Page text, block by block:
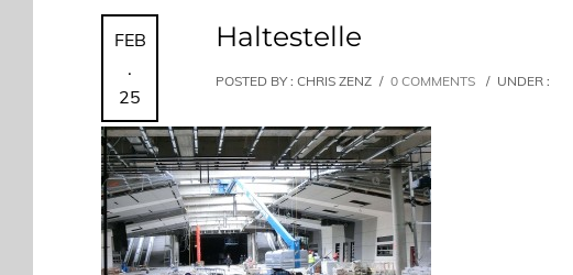
FEB
.
25
Haltestelle
POSTED BY : CHRIS ZENZ / 0 COMMENTS / UNDER :